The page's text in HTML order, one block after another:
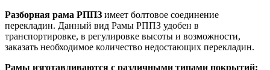
Разборная рама РППЗ имеет болтовое соединение
перекладин. Данный вид Рамы РППЗ удобен в
транспортировке, в регулировке высоты и возможности,
заказать необходимое количество недостающих перекладин.
Рамы изготавливаются с различными типами покрытий: